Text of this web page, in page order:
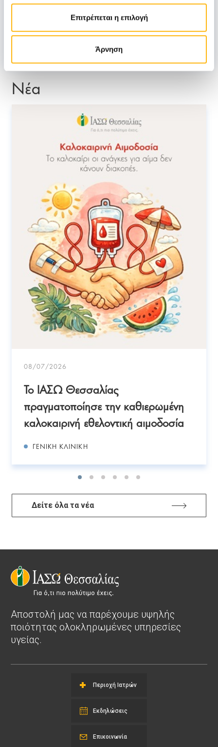
Επιτρέπεται η επιλογή
Άρνηση
ΠΑΠΑΤΣΙΜΠΑΣ ΓΕΩΡΓΙΟΣ
Νέα
08/07/2026
Το ΙΑΣΩ Θεσσαλίας
πραγματοποίησε την καθιερωμένη
καλοκαιρινή εθελοντική αιμοδοσία
ΓΕΝΙΚΉ ΚΛΙΝΙΚΉ
Δείτε όλα τα νέα
Αποστολή μας να παρέχουμε υψηλής
ποιότητας ολοκληρωμένες υπηρεσίες
υγείας.
Περιοχή Ιατρών
Εκδηλώσεις
Επικοινωνία